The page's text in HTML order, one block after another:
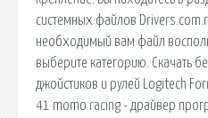
системных файлов
необходимый вам файл
выберите категорию. Скачать
джойстиков и рулей Logitech
41 momo racing - драйвер